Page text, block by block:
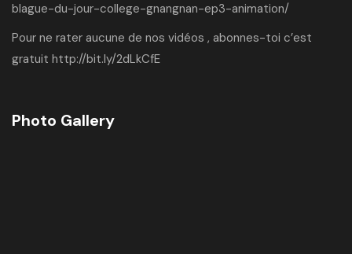
blague-du-jour-college-gnangnan-ep3-animation/
Pour ne rater aucune de nos vidéos , abonnes-toi c’est
gratuit http://bit.ly/2dLkCfE
Photo Gallery